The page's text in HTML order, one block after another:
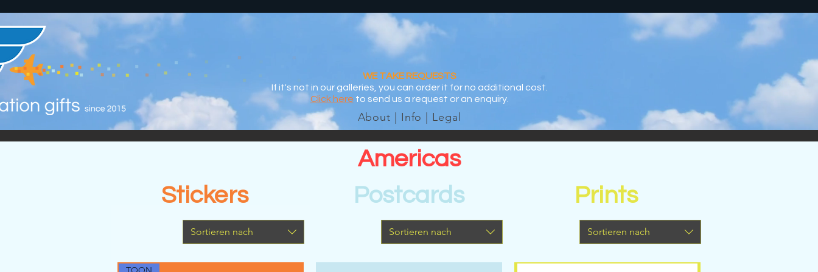
About | Info | Legal
WE TAKE REQUESTS
If it's not in our galleries, you can order it for no additional cost.
Click here to send us a request or an enquiry.
Americas
Stickers
Sortieren nach
Postcards
Sortieren nach
Prints
Sortieren nach